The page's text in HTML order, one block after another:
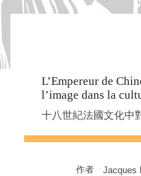
L’Empereur de
l’image dans la
十八世紀法國文化中
作者
Jacques